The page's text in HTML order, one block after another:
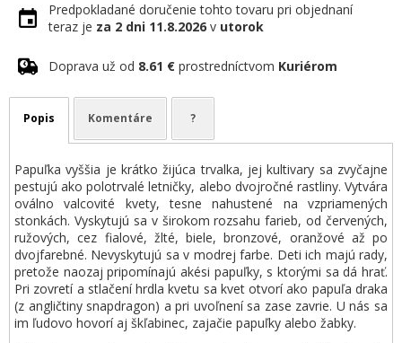
Predpokladané doručenie tohto tovaru pri objednaní
teraz je za 2 dni 11.8.2026 v utorok
Doprava už od 8.61 € prostredníctvom Kuriérom
Popis Komentáre ?
Papuľka vyššia je krátko žijúca trvalka, jej kultivary sa zvyčajne
pestujú ako polotrvalé letničky, alebo dvojročné rastliny. Vytvára
oválno valcovité kvety, tesne nahustené na vzpriamených
stonkách. Vyskytujú sa v širokom rozsahu farieb, od červených,
ružových, cez fialové, žlté, biele, bronzové, oranžové až po
dvojfarebné. Nevyskytujú sa v modrej farbe. Deti ich majú rady,
pretože naozaj pripomínajú akési papuľky, s ktorými sa dá hrať.
Pri zovretí a stlačení hrdla kvetu sa kvet otvorí ako papuľa draka
(z angličtiny snapdragon) a pri uvoľnení sa zase zavrie. U nás sa
im ľudovo hovorí aj škľabinec, zajačie papuľky alebo žabky.